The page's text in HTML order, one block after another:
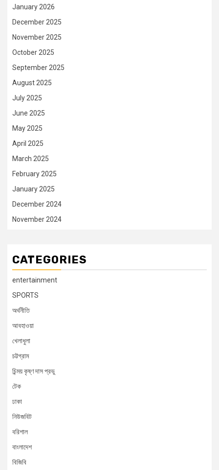
January 2026
December 2025
November 2025
October 2025
September 2025
August 2025
July 2025
June 2025
May 2025
April 2025
March 2025
February 2025
January 2025
December 2024
November 2024
CATEGORIES
entertainment
SPORTS
অর্থনীতি
আবহাওয়া
খেলাধুলা
চট্টগ্রাম
চিন্ময় কৃষ্ণ দাস প্রভু
টেক
ঢাকা
নিউজবিট
বরিশাল
বাংলাদেশ
বিজিবি